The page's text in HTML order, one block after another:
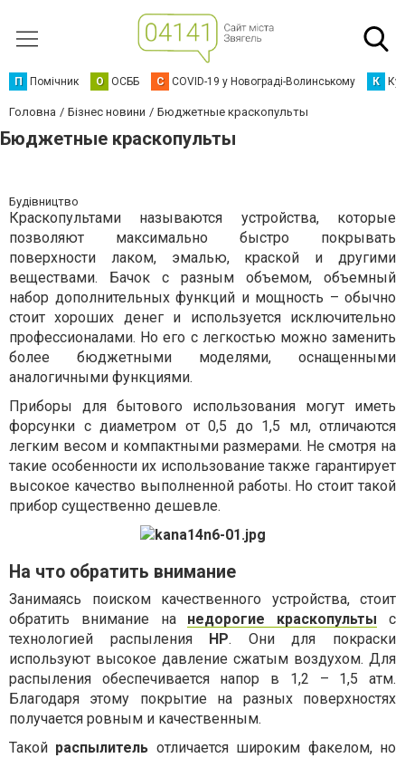
П Помічник О ОСББ C COVID-19 у Новограді-Волинському К
Головна Бізнес новини Бюджетные краскопульты
Бюджетные краскопульты
Будівництво
Краскопультами называются устройства, которые
позволяют максимально быстро покрывать
поверхности лаком, эмалью, краской и другими
веществами. Бачок с разным объемом, объемный
набор дополнительных функций и мощность – обычно
стоит хороших денег и используется исключительно
профессионалами. Но его с легкостью можно заменить
более бюджетными моделями, оснащенными
аналогичными функциями.
Приборы для бытового использования могут иметь
форсунки с диаметром от 0,5 до 1,5 мл, отличаются
легким весом и компактными размерами. Не смотря на
такие особенности их использование также гарантирует
высокое качество выполненной работы. Но стоит такой
прибор существенно дешевле.
На что обратить внимание
Занимаясь поиском качественного устройства, стоит
обратить внимание на недорогие краскопульты
с
технологией распыления HP. Они для покраски
используют высокое давление сжатым воздухом. Для
распыления обеспечивается напор в 1,2 – 1,5 атм.
Благодаря этому покрытие на разных поверхностях
получается ровным и качественным.
Такой распылитель отличается широким факелом, но